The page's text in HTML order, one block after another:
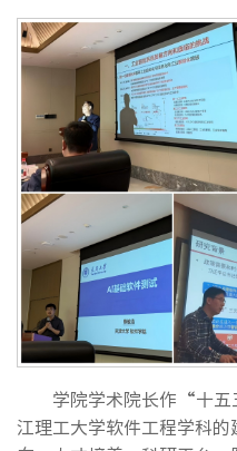
学院学术院长作“十
江理工大学软件工程学科